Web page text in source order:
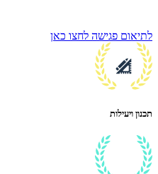
לתיאום פגישה לחצו כאן
תכנון ויעילות